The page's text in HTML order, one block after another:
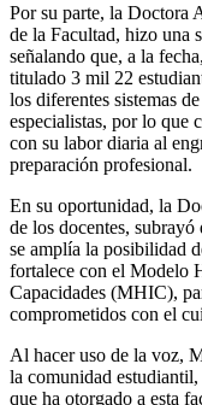
Por su parte, la Doctora
de la Facultad, hizo una
señalando que, a la
titulado 3 mil 22
los diferentes sistemas
especialistas, por lo que
con su labor diaria al
preparación profesional.
En su oportunidad, la
de los docentes, subrayó
se amplía la posibilidad
fortalece con el Modelo
Capacidades (MHIC),
comprometidos con el
Al hacer uso de la voz,
la comunidad
que ha otorgado a esta